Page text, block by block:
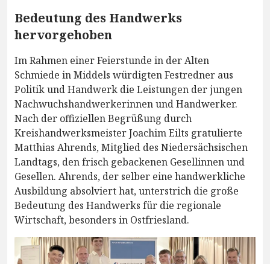
Bedeutung des Handwerks
hervorgehoben
Im Rahmen einer Feierstunde in der Alten
Schmiede in Middels würdigten Festredner aus
Politik und Handwerk die Leistungen der jungen
Nachwuchshandwerkerinnen und Handwerker.
Nach der offiziellen Begrüßung durch
Kreishandwerksmeister Joachim Eilts gratulierte
Matthias Ahrends, Mitglied des Niedersächsischen
Landtags, den frisch gebackenen Gesellinnen und
Gesellen. Ahrends, der selber eine handwerkliche
Ausbildung absolviert hat, unterstrich die große
Bedeutung des Handwerks für die regionale
Wirtschaft, besonders in Ostfriesland.